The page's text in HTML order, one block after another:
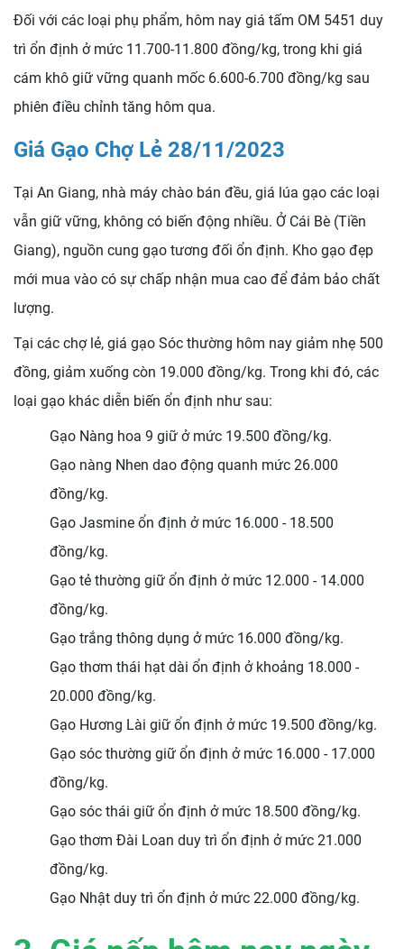
Đối với các loại phụ phẩm, hôm nay giá tấm OM 5451 duy
trì ổn định ở mức 11.700-11.800 đồng/kg, trong khi giá
cám khô giữ vững quanh mốc 6.600-6.700 đồng/kg sau
phiên điều chỉnh tăng hôm qua.
Giá Gạo Chợ Lẻ 28/11/2023
Tại An Giang, nhà máy chào bán đều, giá lúa gạo các loại
vẫn giữ vững, không có biến động nhiều. Ở Cái Bè (Tiền
Giang), nguồn cung gạo tương đối ổn định. Kho gạo đẹp
mới mua vào có sự chấp nhận mua cao để đảm bảo chất
lượng.
Tại các chợ lẻ, giá gạo Sóc thường hôm nay giảm nhẹ 500
đồng, giảm xuống còn 19.000 đồng/kg. Trong khi đó, các
loại gạo khác diễn biến ổn định như sau:
Gạo Nàng hoa 9 giữ ở mức 19.500 đồng/kg.
Gạo nàng Nhen dao động quanh mức 26.000
đồng/kg.
Gạo Jasmine ổn định ở mức 16.000 - 18.500
đồng/kg.
Gạo tẻ thường giữ ổn định ở mức 12.000 - 14.000
đồng/kg.
Gạo trắng thông dụng ở mức 16.000 đồng/kg.
Gạo thơm thái hạt dài ổn định ở khoảng 18.000 -
20.000 đồng/kg.
Gạo Hương Lài giữ ổn định ở mức 19.500 đồng/kg.
Gạo sóc thường giữ ổn định ở mức 16.000 - 17.000
đồng/kg.
Gạo sóc thái giữ ổn định ở mức 18.500 đồng/kg.
Gạo thơm Đài Loan duy trì ổn định ở mức 21.000
đồng/kg.
Gạo Nhật duy trì ổn định ở mức 22.000 đồng/kg.